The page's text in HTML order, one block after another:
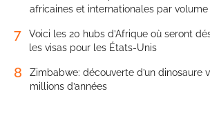
africaines et internationales par
7
Voici les 20 hubs d’Afrique où seront
les visas pour les États-Unis
8
Zimbabwe: découverte d’un dinosaure
millions d’années